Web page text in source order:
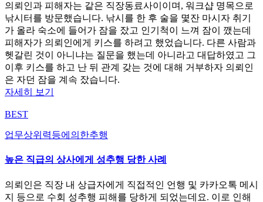
의뢰인과 피해자는 같은 직장동료사이이며, 워크샵 명목으로
낚시터를 방문했습니다. 낚시를 한 후 술을 몇잔 마시자 취기
가 올라 숙소에 들어가 잠을 잤고 인기척이 느껴 잠이 깼는데
피해자가 의뢰인에게 키스를 하려고 했었습니다. 다른 사람과
헷갈린 것이 아니냐는 질문을 했는데 아니라고 대답하였고 그
이후 키스를 하고 난 뒤 관계 갖는 것에 대해 거부하자 의뢰인
은 자던 잠을 계속 잤습니다.
자세히 보기
BEST
업무상위력등에의한추행
높은 직급의 상사에게 성추행 당한 사례
의뢰인은 직장 내 상급자에게 직접적인 언행 및 카카오톡 메시
지 등으로 수회 성추행 피해를 당하게 되었는데요. 이로 인해